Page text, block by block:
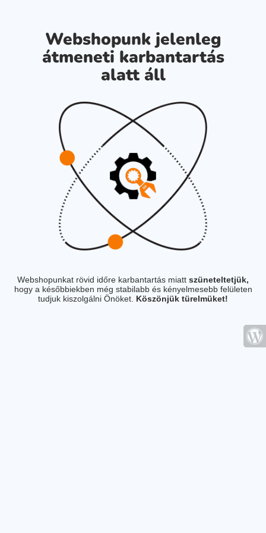
Webshopunk jelenleg
átmeneti karbantartás
alatt áll
Webshopunkat rövid időre karbantartás miatt szüneteltetjük,
hogy a későbbiekben még stabilabb és kényelmesebb felületen
tudjuk kiszolgálni Önöket. Köszönjük türelmüket!